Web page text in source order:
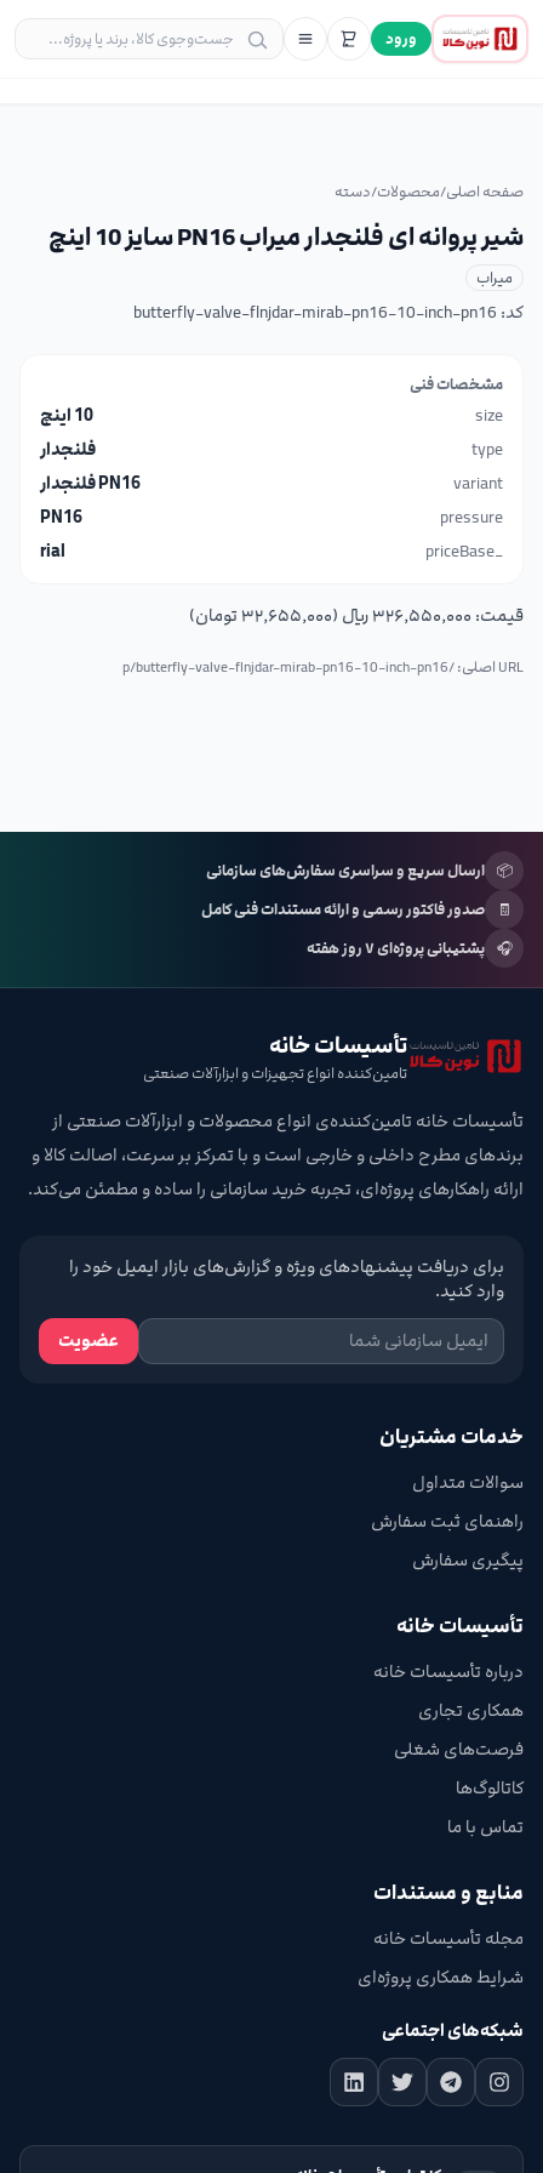
ورود
صفحه اصلی/محصولات/دسته
شیر پروانه ای فلنجدار میراب PN16 سایز 10 اینچ
میراب
کد: butterfly-valve-flnjdar-mirab-pn16-10-inch-pn16
مشخصات فنی
size
10 اینچ
type
فلنجدار
variant
PN16 فلنجدار
pressure
PN16
_priceBase
rial
قیمت: ۳۲۶٬۵۵۰٬۰۰۰ ریال (۳۲٬۶۵۵٬۰۰۰ تومان)
URL اصلی: /p/ butterfly-valve-flnjdar-mirab-pn16-10-inch-pn16
📦 ارسال سریع و سراسری سفارش‌های سازمانی
🧾
صدور فاکتور رسمی و ارائه مستندات فنی کامل
🎧 پشتیبانی پروژه‌ای ۷ روز هفته
تأسیسات خانه
تامین‌کننده انواع تجهیزات و ابزارآلات صنعتی
تأسیسات خانه تامین‌کننده‌ی انواع محصولات و ابزارآلات صنعتی از
برندهای مطرح داخلی و خارجی است و با تمرکز بر سرعت، اصالت کالا و
ارائه راهکارهای پروژه‌ای، تجربه خرید سازمانی را ساده و مطمئن می‌کند.
برای دریافت پیشنهادهای ویژه و گزارش‌های بازار ایمیل خود را
وارد کنید.
عضویت
خدمات مشتریان
سوالات متداول
راهنمای ثبت سفارش
پیگیری سفارش
تأسیسات خانه
درباره تأسیسات خانه
همکاری تجاری
فرصت‌های شغلی
کاتالوگ‌ها
تماس با ما
منابع و مستندات
مجله تأسیسات خانه
شرایط همکاری پروژه‌ای
شبکه‌های اجتماعی